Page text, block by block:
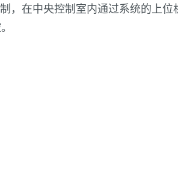
在中央控制室内通过系统的上